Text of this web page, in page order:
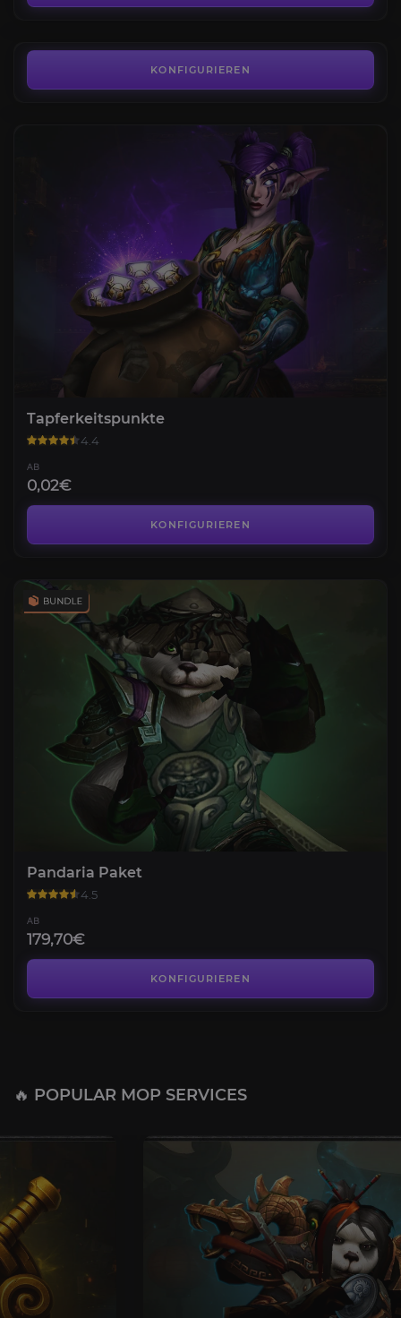
KONFIGURIEREN
Tapferkeitspunkte
4.4
AB
0,02€
KONFIGURIEREN
Pandaria Paket
4.5
AB
179,70€
KONFIGURIEREN
🔥 POPULAR MOP SERVICES